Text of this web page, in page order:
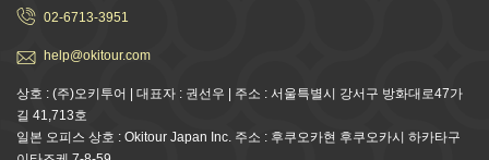
02-6713-3951
help@okitour.com
상호 : (주)오키투어 | 대표자 : 권선우 | 주소 : 서울특별시 강서구 방화대로47가
길 41,713호
일본 오피스 상호 : Okitour Japan Inc. 주소 : 후쿠오카현 후쿠오카시 하카타구